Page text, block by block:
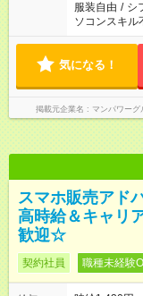
服装自由 / シ
ソコンスキル
気になる！
掲載元企業名 マンパワー
スマホ販売アド
高時給＆キャリ
歓迎☆
契約社員 職種未経験